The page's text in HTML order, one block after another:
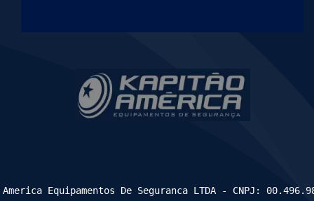
Equipamentos De Seguranca LTDA - CNPJ: